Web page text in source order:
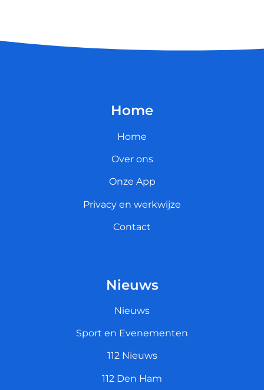
Home
Home
Over ons
Onze App
Privacy en werkwijze
Contact
Nieuws
Nieuws
Sport en Evenementen
112 Nieuws
112 Den Ham